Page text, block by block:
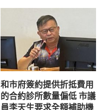
和市府簽約提供折抵費用
的合約診所數量偏低 市議
員李天生要求全額補助機